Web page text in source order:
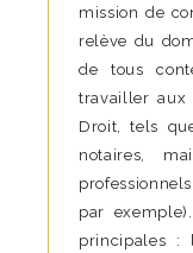
mission de
relève du
de tous
travailler aux
Droit, tels
notaires,
par
principales :